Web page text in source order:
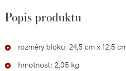
Popis produktu
rozměry bloku: 24,5 cm x 12,5
hmotnost: 2,05 kg